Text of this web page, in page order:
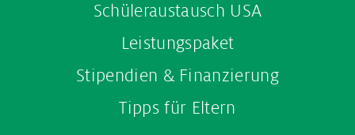
Schüleraustausch USA
Leistungspaket
Stipendien & Finanzierung
Tipps für Eltern